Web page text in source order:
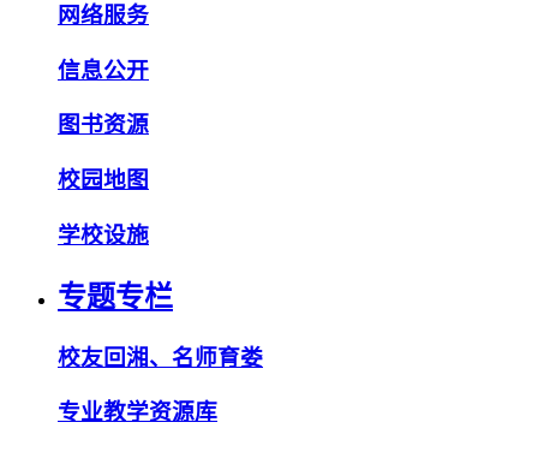
网络服务
信息公开
图书资源
校园地图
学校设施
专题专栏
校友回湘、名师育娄
专业教学资源库